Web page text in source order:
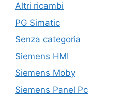
Altri ricambi
PG Simatic
Senza categoria
Siemens HMI
Siemens Moby
Siemens Panel Pc